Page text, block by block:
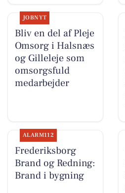
JOBNYT
Bliv en del af Pleje
Omsorg i Halsnæs
og Gilleleje som
omsorgsfuld
medarbejder
ALARM112
Frederiksborg
Brand og Redning:
Brand i bygning